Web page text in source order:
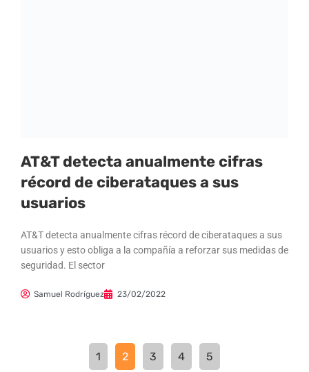
AT&T detecta anualmente cifras
récord de ciberataques a sus
usuarios
AT&T detecta anualmente cifras récord de ciberataques a sus
usuarios y esto obliga a la compañía a reforzar sus medidas de
seguridad. El sector
Samuel Rodríguez 23/02/2022
1 2 3 4 5